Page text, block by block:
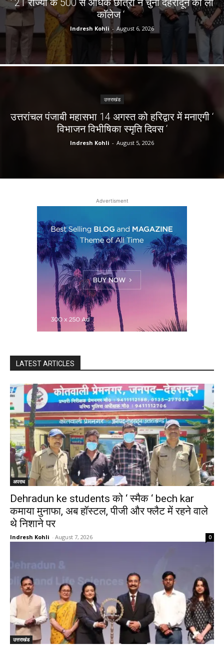
काॅलेज ‘
Indresh Kohli - August 6, 2026
उत्तराखंड
उत्तरांचल पंजाबी महासभा 14 अगस्त को हरिद्वार में मनाएगी ‘
विभाजन विभीषिका स्मृति दिवस ‘
Indresh Kohli - August 5, 2026
Advertisment
LATEST ARTICLES
अपराध
Dehradun ke students को ‘ स्मैक ‘ bech kar
कमाया मुनाफा, अब हॉस्टल, पीजी और फ्लैट में रहने वाले
थे निशाने पर
Indresh Kohli - August 7, 2026 0
उत्तराखंड